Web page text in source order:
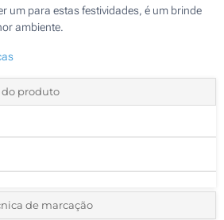
um para estas festividades, é um brinde
ambiente.
do produto
de marcação